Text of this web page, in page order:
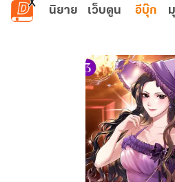
ข้ามไปยังเนื้อหาหลัก
นิยาย เว็บตูน อีบุ๊ก